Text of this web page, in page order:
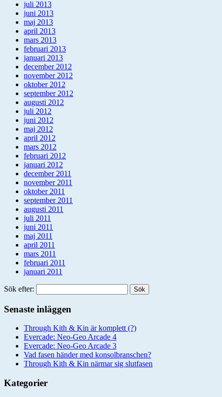
juli 2013
juni 2013
maj 2013
april 2013
mars 2013
februari 2013
januari 2013
december 2012
november 2012
oktober 2012
september 2012
augusti 2012
juli 2012
juni 2012
maj 2012
april 2012
mars 2012
februari 2012
januari 2012
december 2011
november 2011
oktober 2011
september 2011
augusti 2011
juli 2011
juni 2011
maj 2011
april 2011
mars 2011
februari 2011
januari 2011
Sök efter:
Senaste inläggen
Through Kith & Kin är komplett (?)
Evercade: Neo-Geo Arcade 4
Evercade: Neo-Geo Arcade 3
Vad fasen händer med konsolbranschen?
Through Kith & Kin närmar sig slutfasen
Kategorier